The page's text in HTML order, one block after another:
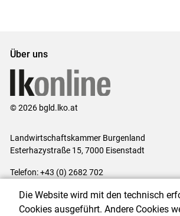
Über uns
© 2026 bgld.lko.at
Landwirtschaftskammer Burgenland
Esterhazystraße 15, 7000 Eisenstadt
Telefon: +43 (0) 2682 702
Impressum|Kontakt|Datenschutzerklärung
Die Website wird mit den technisch
Cookies ausgeführt. Andere Cookies